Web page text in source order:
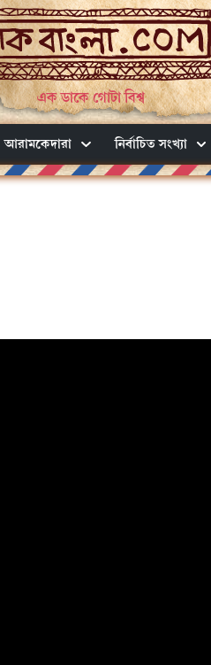
এক ডাকে গোটা বিশ্ব
আরামকেদারা নির্বাচিত সংখ্যা